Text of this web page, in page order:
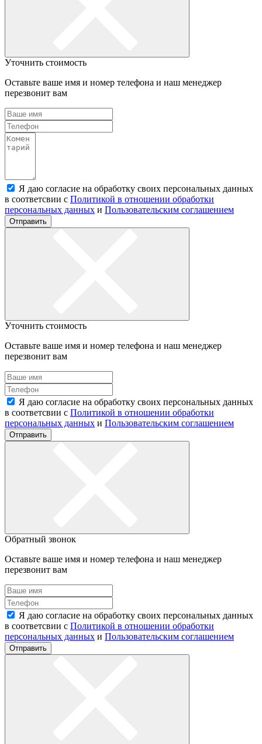
Уточнить стоимость
Оставьте ваше имя и номер телефона и наш менеджер
перезвонит вам
Я даю согласие на обработку своих персональных данных
в соответсвии с Политикой в отношении обработки
персональных данных и Пользовательским соглашением
Отправить
Уточнить стоимость
Оставьте ваше имя и номер телефона и наш менеджер
перезвонит вам
Я даю согласие на обработку своих персональных данных
в соответсвии с Политикой в отношении обработки
персональных данных и Пользовательским соглашением
Отправить
Обратный звонок
Оставьте ваше имя и номер телефона и наш менеджер
перезвонит вам
Я даю согласие на обработку своих персональных данных
в соответсвии с Политикой в отношении обработки
персональных данных и Пользовательским соглашением
Отправить